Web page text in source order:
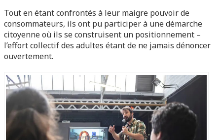
Tout en étant confrontés à leur maigre pouvoir de
consommateurs, ils ont pu participer à une démarche
citoyenne où ils se construisent un positionnement –
l’effort collectif des adultes étant de ne jamais dénoncer
ouvertement.